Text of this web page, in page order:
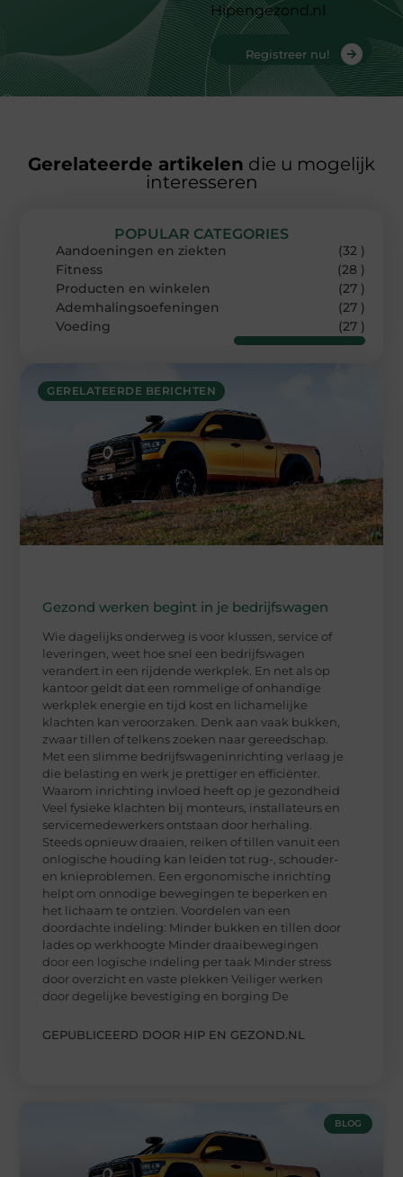
Hipengezond.nl
Registreer nu!
Gerelateerde artikelen die u mogelijk
interesseren
GERELATEERDE BERICHTEN
Gezond werken begint in je bedrijfswagen
Wie dagelijks onderweg is voor klussen, service of
leveringen, weet hoe snel een bedrijfswagen
verandert in een rijdende werkplek. En net als op
kantoor geldt dat een rommelige of onhandige
werkplek energie en tijd kost en lichamelijke
klachten kan veroorzaken. Denk aan vaak bukken,
zwaar tillen of telkens zoeken naar gereedschap.
Met een slimme bedrijfswageninrichting verlaag je
die belasting en werk je prettiger en efficiënter.
Waarom inrichting invloed heeft op je gezondheid
Veel fysieke klachten bij monteurs, installateurs en
servicemedewerkers ontstaan door herhaling.
Steeds opnieuw draaien, reiken of tillen vanuit een
onlogische houding kan leiden tot rug-, schouder-
en knieproblemen. Een ergonomische inrichting
helpt om onnodige bewegingen te beperken en
het lichaam te ontzien. Voordelen van een
doordachte indeling: Minder bukken en tillen door
lades op werkhoogte Minder draaibewegingen
door een logische indeling per taak Minder stress
door overzicht en vaste plekken Veiliger werken
door degelijke bevestiging en borging De
GEPUBLICEERD DOOR HIP EN GEZOND.NL
POPULAR CATEGORIES
Aandoeningen en ziekten
(32 )
Fitness
(28 )
Producten en winkelen
(27 )
Ademhalingsoefeningen
(27 )
Voeding
(27 )
BLOG